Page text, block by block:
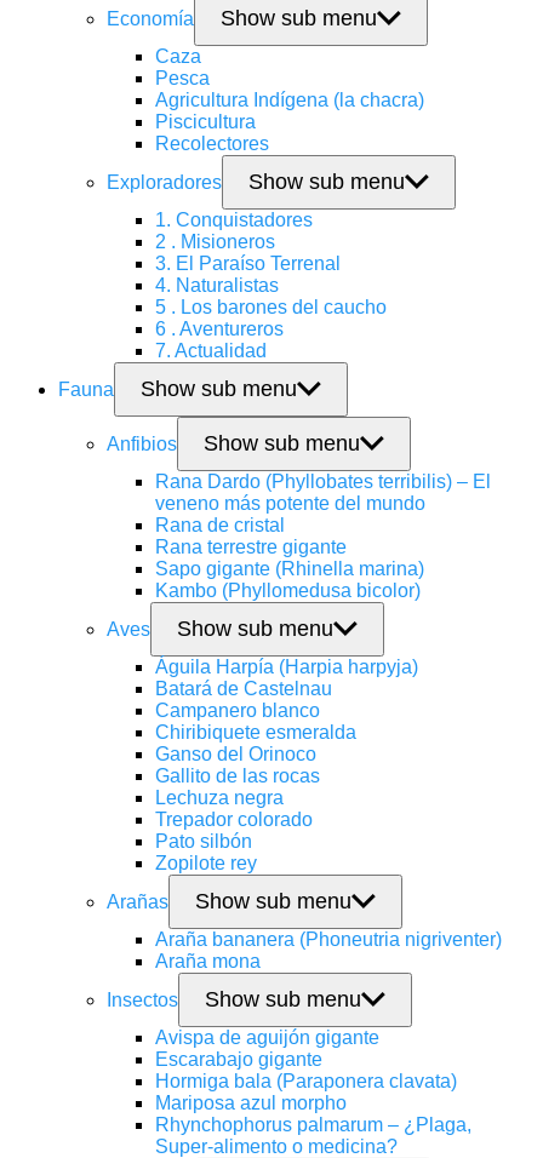
Economía Show sub menu
Caza
Pesca
Agricultura Indígena (la chacra)
Piscicultura
Recolectores
Exploradores
Show sub menu
1. Conquistadores
2 . Misioneros
3. El Paraíso Terrenal
4. Naturalistas
5 . Los barones del caucho
6 . Aventureros
7. Actualidad
Fauna
Show sub menu
Anfibios Show sub menu
Rana Dardo (Phyllobates terribilis) – El
veneno más potente del mundo
Rana de cristal
Rana terrestre gigante
Sapo gigante (Rhinella marina)
Kambo (Phyllomedusa bicolor)
Aves
Show sub menu
Águila Harpía (Harpia harpyja)
Batará de Castelnau
Campanero blanco
Chiribiquete esmeralda
Ganso del Orinoco
Gallito de las rocas
Lechuza negra
Trepador colorado
Pato silbón
Zopilote rey
Arañas
Show sub menu
Araña bananera (Phoneutria nigriventer)
Araña mona
Insectos
Show sub menu
Avispa de aguijón gigante
Escarabajo gigante
Hormiga bala (Paraponera clavata)
Mariposa azul morpho
Rhynchophorus palmarum – ¿Plaga,
Super-alimento o medicina?